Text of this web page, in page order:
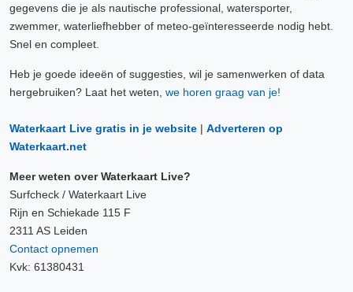
gegevens die je als nautische professional, watersporter,
zwemmer, waterliefhebber of meteo-geïnteresseerde nodig hebt.
Snel en compleet.
Heb je goede ideeën of suggesties, wil je samenwerken of data
hergebruiken? Laat het weten, we horen graag van je!
Waterkaart Live gratis in je website | Adverteren op
Waterkaart.net
Meer weten over Waterkaart Live?
Surfcheck / Waterkaart Live
Rijn en Schiekade 115 F
2311 AS Leiden
Contact opnemen
Kvk: 61380431